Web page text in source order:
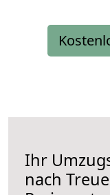
Ihr
nach